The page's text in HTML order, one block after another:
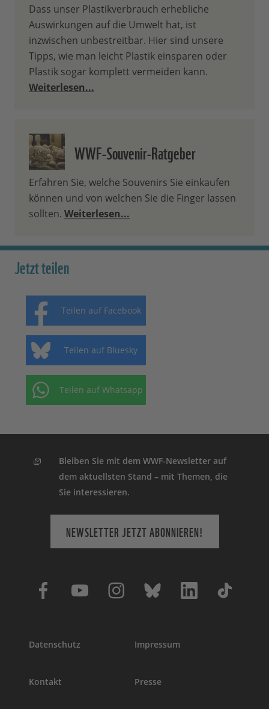
Dass unser Plastikverbrauch erhebliche
Auswirkungen auf die Umwelt hat, ist
inzwischen unbestreitbar. Hier sind unsere
Tipps, wie man leicht Plastik einsparen oder
Plastik sogar komplett vermeiden kann.
Weiterlesen...
WWF-Souvenir-Ratgeber
Erfahren Sie, welche Souvenirs Sie einkaufen
können und von welchen Sie die Finger lassen
sollten. Weiterlesen...
Jetzt teilen
Teilen auf Facebook
Teilen auf Bluesky
Teilen auf Whatsapp
Bleiben Sie mit dem WWF-Newsletter auf
dem aktuellsten Stand – mit Themen, die
Sie interessieren.
NEWSLETTER JETZT ABONNIEREN!
Datenschutz Impressum
Kontakt Presse